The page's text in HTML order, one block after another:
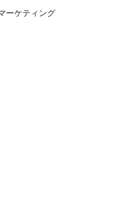
ーケティング